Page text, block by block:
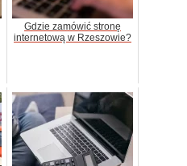
Gdzie zamówić stronę
internetową w Rzeszowie?